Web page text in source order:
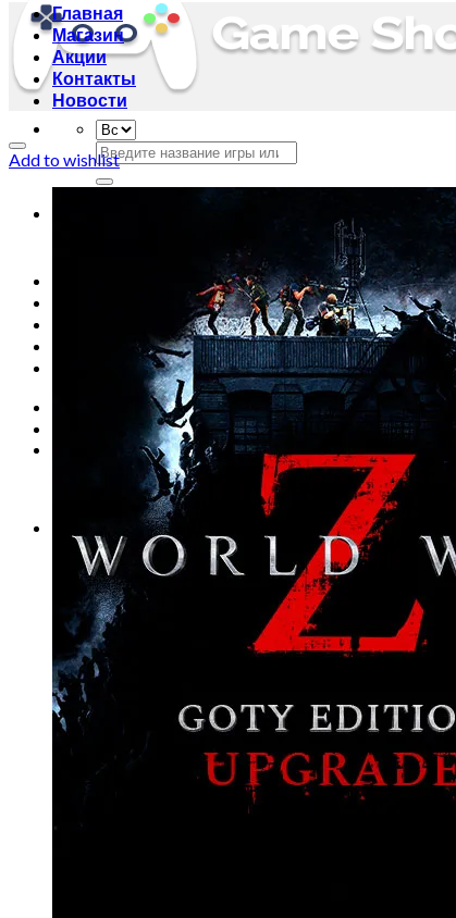
Искать:
0сўм0
Корзина пуста.
Корзина
Корзина пуста.
Главная
Магазин
Акции
Контакты
Новости
Add to wishlist